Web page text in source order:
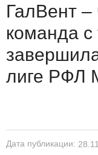
ГалВент
команда
лиге РФЛ
Дата публикации: